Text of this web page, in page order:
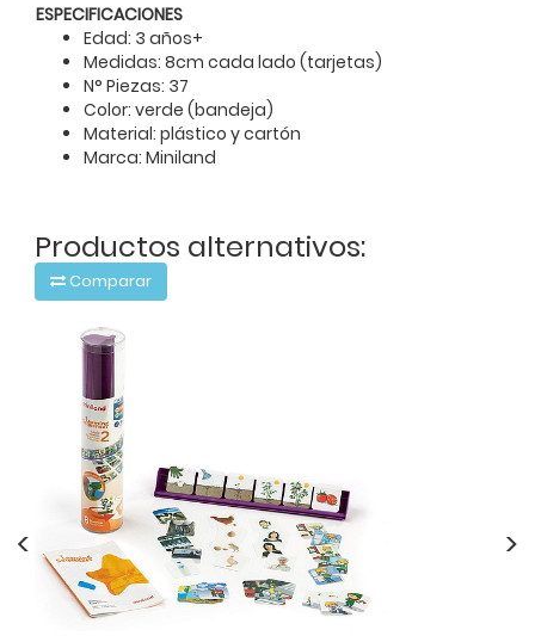
ESPECIFICACIONES
Edad: 3 años+
Medidas: 8cm cada lado (tarjetas)
N° Piezas: 37
Color: verde (bandeja)
Material: plástico y cartón
Marca: Miniland
Productos alternativos:
Comparar
< >